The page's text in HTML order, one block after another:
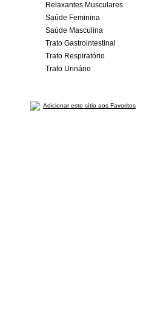
Relaxantes Musculares
Saúde Feminina
Saúde Masculina
Trato Gastrointestinal
Trato Respiratório
Trato Urinário
Adicionar este sítio aos Favoritos